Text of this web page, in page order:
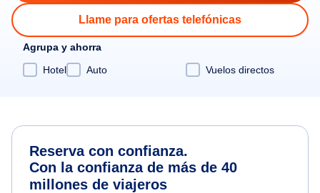
Llame para ofertas telefónicas
Agrupa y ahorra
Hotel
Auto Vuelos directos
Reserva con confianza.
Con la confianza de más de 40
millones de viajeros